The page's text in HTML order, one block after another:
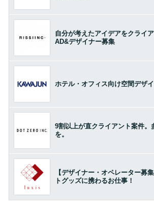
自分が考えたアイデアをクライ
AD&デザイナー募集
ホテル・オフィス向け空間デザ
9割以上が直クライアント案件。
を。
【デザイナー・オペレーター募
トグッズに携わるお仕事！